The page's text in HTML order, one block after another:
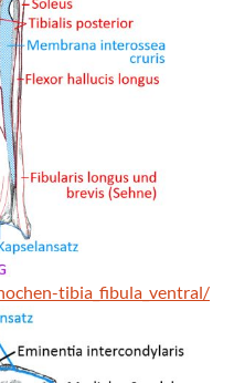
tibia_fibula_ventral/